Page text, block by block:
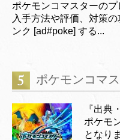
ポケモンコマスターの
入手方法や評価、対策
ンク [ad#poke] する...
ポケモンコマ
『出典
ポケモ
となり